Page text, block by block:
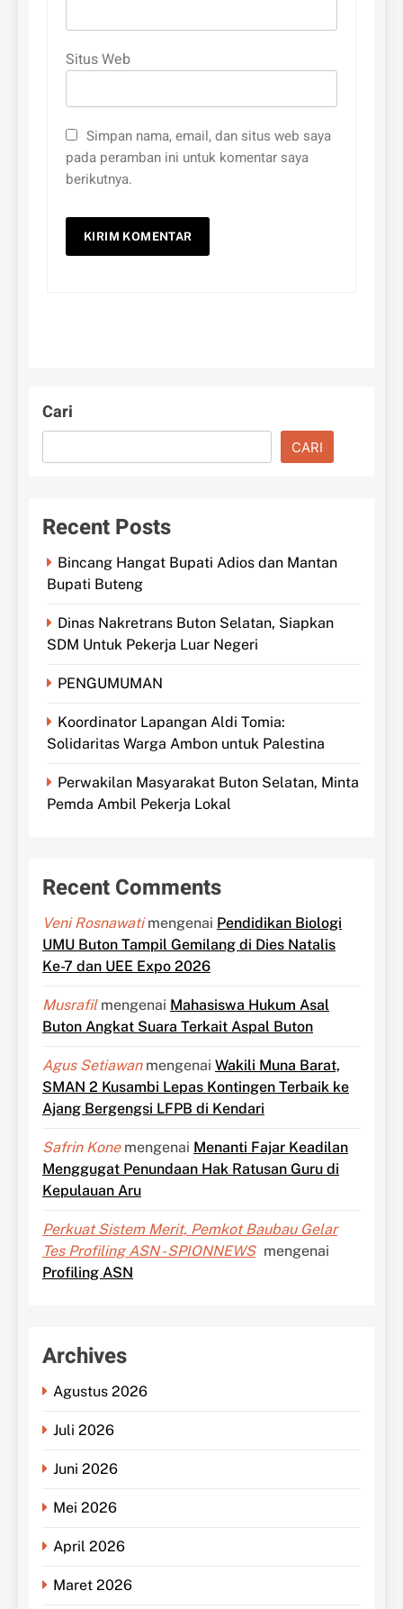
Situs Web
Simpan nama, email, dan situs web saya
pada peramban ini untuk komentar saya
berikutnya.
Cari
CARI
Recent Posts
Bincang Hangat Bupati Adios dan Mantan
Bupati Buteng
Dinas Nakretrans Buton Selatan, Siapkan
SDM Untuk Pekerja Luar Negeri
PENGUMUMAN
Koordinator Lapangan Aldi Tomia:
Solidaritas Warga Ambon untuk Palestina
Perwakilan Masyarakat Buton Selatan, Minta
Pemda Ambil Pekerja Lokal
Recent Comments
Veni Rosnawatimengenai Pendidikan Biologi
UMU Buton Tampil Gemilang di Dies Natalis
Ke-7 dan UEE Expo 2026
Musrafilmengenai Mahasiswa Hukum Asal
Buton Angkat Suara Terkait Aspal Buton
Agus Setiawanmengenai Wakili Muna Barat,
SMAN 2 Kusambi Lepas Kontingen Terbaik ke
Ajang Bergengsi LFPB di Kendari
Safrin Konemengenai Menanti Fajar Keadilan
Menggugat Penundaan Hak Ratusan Guru di
Kepulauan Aru
Perkuat Sistem Merit, Pemkot Baubau Gelar
Tes Profiling ASN - SPIONNEWS mengenai
Profiling ASN
Archives
Agustus 2026
Juli 2026
Juni 2026
Mei 2026
April 2026
Maret 2026